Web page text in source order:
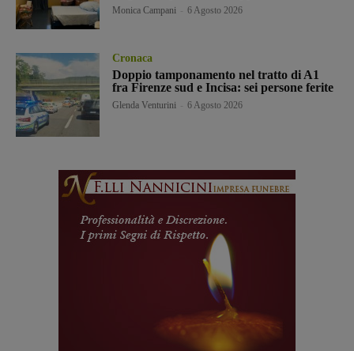
Monica Campani 6 Agosto 2026
Cronaca
Doppio tamponamento nel tratto di A1
fra Firenze sud e Incisa: sei persone ferite
Glenda Venturini 6 Agosto 2026